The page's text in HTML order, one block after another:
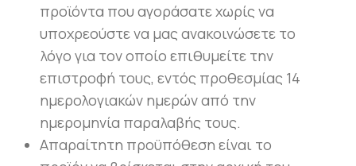
προϊόντα που αγοράσατε χωρίς να
υποχρεούστε να μας ανακοινώσετε το
λόγο για τον οποίο επιθυμείτε την
επιστροφή τους, εντός προθεσμίας 14
ημερολογιακών ημερών από την
ημερομηνία παραλαβής τους.
Απαραίτητη προϋπόθεση είναι το